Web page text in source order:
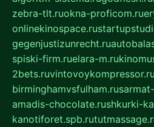
zebra-tlt.ruokna-proficom.ru
onlinekinospace.ru
gegenjustizunrecht.ru
spiski-firm.ruelara-m.ru
2bets.ruvintovoykompressor.ru
birminghamvsfulham.ru
amadis-chocolate.rushkurki-
kanotiforet.spb.ru